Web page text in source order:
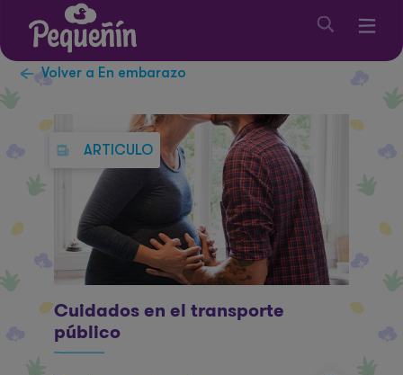
Volver a En embarazo
ARTICULO
Cuidados en el transporte
público